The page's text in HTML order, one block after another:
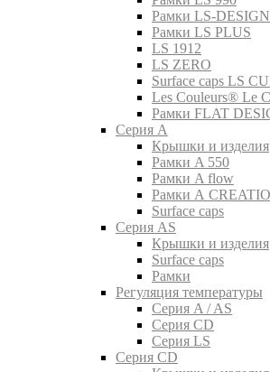
Рамки LS-DESIGN
Рамки LS PLUS
LS 1912
LS ZERO
Surface caps LS
Les Couleurs® Le
Рамки FLAT
Серия A
Крышки и изделия
Рамки A 550
Рамки A flow
Рамки A
Surface caps
Серия AS
Крышки и изделия
Surface caps
Рамки
Регуляция температуры
Серия A / AS
Серия CD
Серия LS
Серия CD